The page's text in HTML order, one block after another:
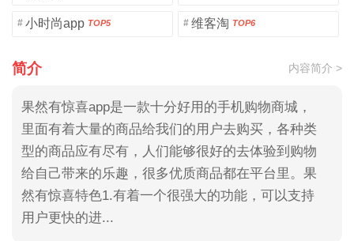
# 小时尚app TOP5 # 维客淘 TOP6
简介 内容简介 >
果然有惊喜app是一款十分好用的手机购物商城，
里面有着大量的商品给我们的用户去购买，各种类
型的商品应有尽有，人们能够很好的去体验到购物
给自己带来的乐趣，很多优质商品都在平台里。果
然有惊喜特色1.有着一个很强大的功能，可以支持
用户更快的进...